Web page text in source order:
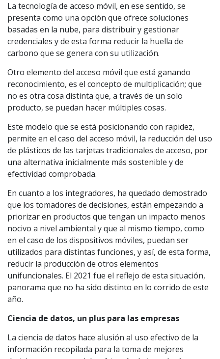
La tecnología de acceso móvil, en ese sentido, se
presenta como una opción que ofrece soluciones
basadas en la nube, para distribuir y gestionar
credenciales y de esta forma reducir la huella de
carbono que se genera con su utilización.
Otro elemento del acceso móvil que está ganando
reconocimiento, es el concepto de multiplicación; que
no es otra cosa distinta que, a través de un solo
producto, se puedan hacer múltiples cosas.
Este modelo que se está posicionando con rapidez,
permite en el caso del acceso móvil, la reducción del uso
de plásticos de las tarjetas tradicionales de acceso, por
una alternativa inicialmente más sostenible y de
efectividad comprobada.
En cuanto a los integradores, ha quedado demostrado
que los tomadores de decisiones, están empezando a
priorizar en productos que tengan un impacto menos
nocivo a nivel ambiental y que al mismo tiempo, como
en el caso de los dispositivos móviles, puedan ser
utilizados para distintas funciones, y así, de esta forma,
reducir la producción de otros elementos
unifuncionales. El 2021 fue el reflejo de esta situación,
panorama que no ha sido distinto en lo corrido de este
año.
Ciencia de datos, un plus para las empresas
La ciencia de datos hace alusión al uso efectivo de la
información recopilada para la toma de mejores